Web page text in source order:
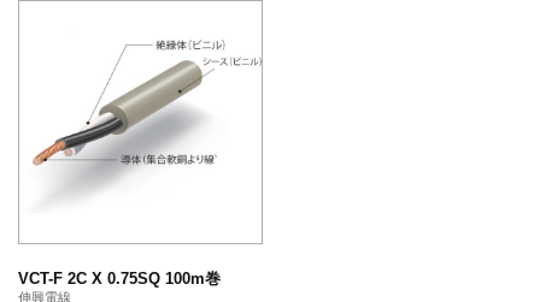
VCT-F 2C X 0.75SQ 100m巻
伸興電線